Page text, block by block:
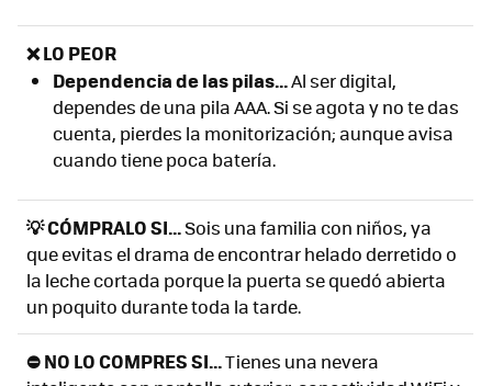
❌ LO PEOR
Dependencia de las pilas...Al ser digital,
dependes de una pila AAA. Si se agota y no te das
cuenta, pierdes la monitorización; aunque avisa
cuando tiene poca batería.
💡 CÓMPRALO SI...Sois una familia con niños, ya
que evitas el drama de encontrar helado derretido o
la leche cortada porque la puerta se quedó abierta
un poquito durante toda la tarde.
⛔ NO LO COMPRES SI...Tienes una nevera